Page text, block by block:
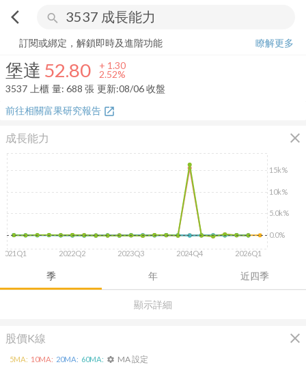
arrow_back_ios search
堡達 52.80+ 2.52%
訂閱或綁定，解鎖即時及進階功能
瞭解更多
堡達 52.80 + 1.30
2.52%
3537 上櫃 量: 688 張 更新:08/06 收盤
前往相關富果研究報告 open_in_new
成長能力 close
顯示詳細
季 年 近四季
2021Q1 2022Q2 2023Q3 2024Q4 2026Q1
0.0%
5.0k%
10k%
15k%
股價K線 close
5MA: 10MA: 20MA: 60MA: settings MA 設定